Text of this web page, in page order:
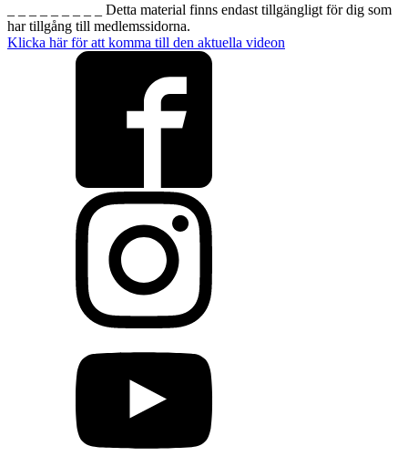
_ _ _ _ _ _ _ _ _ Detta material finns endast tillgängligt för dig som
har tillgång till medlemssidorna.
Klicka här för att komma till den aktuella videon